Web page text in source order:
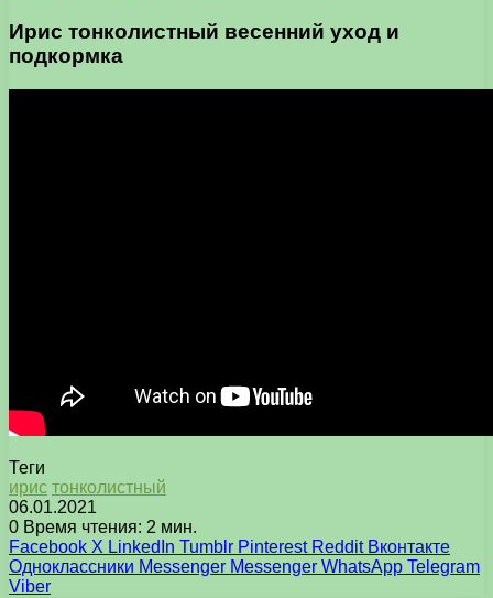
Ирис тонколистный весенний уход и
подкормка
Теги
ирис тонколистный
06.01.2021
0 Время чтения: 2 мин.
Facebook X LinkedIn Tumblr Pinterest Reddit Вконтакте
Одноклассники Messenger Messenger WhatsApp Telegram
Viber